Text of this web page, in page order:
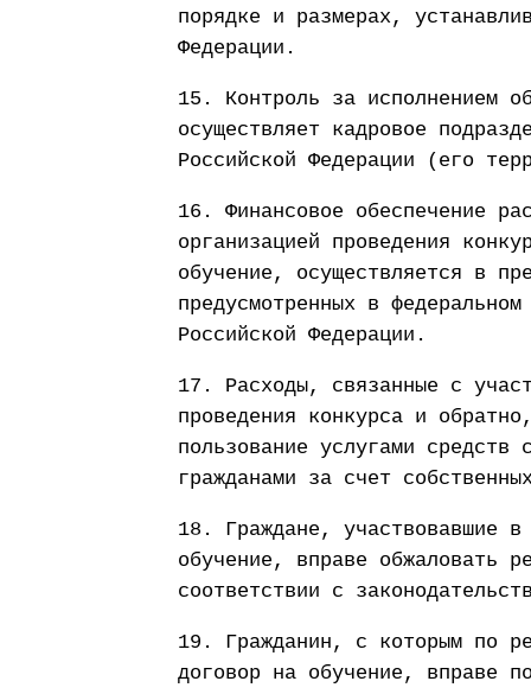
порядке и размерах,
Федерации.
15. Контроль за исполнением
осуществляет кадровое
Российской Федерации (его
16. Финансовое обеспечение
организацией проведения
обучение, осуществляется в
предусмотренных в
Российской Федерации.
17. Расходы, связанные с
проведения конкурса и
пользование услугами
гражданами за счет
18. Граждане, участвовавшие в
обучение, вправе обжаловать
соответствии с
19. Гражданин, с которым по
договор на обучение, вправе